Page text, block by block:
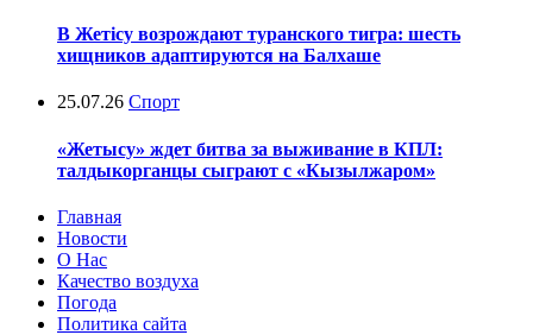
В Жетісу возрождают туранского тигра: шесть
хищников адаптируются на Балхаше
25.07.26 Спорт
«Жетысу» ждет битва за выживание в КПЛ:
талдыкорганцы сыграют с «Кызылжаром»
Главная
Новости
О Нас
Качество воздуха
Погода
Политика сайта